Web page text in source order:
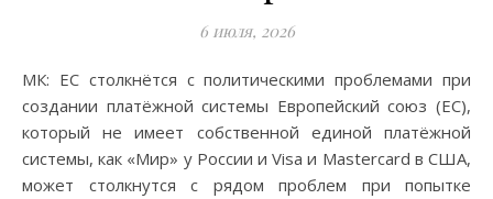
6 июля, 2026
МК: ЕС столкнётся с политическими проблемами при
создании платёжной системы Европейский союз (ЕС),
который не имеет собственной единой платёжной
системы, как «Мир» у России и Visa и Mastercard в США,
может столкнутся с рядом проблем при попытке